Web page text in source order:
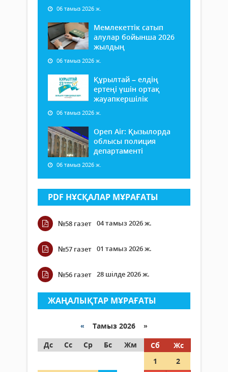
06 тамыз 2026 ж.
Мемлекеттік сатып
алулар бойынша 2026
жылдың
06 тамыз 2026 ж.
Құрылтай – елдің
ертеңі үшін ортақ
жауапкершілік
06 тамыз 2026 ж.
Open Air: Қызылорда
облысы полиция
департаменті
06 тамыз 2026 ж.
PDF НҰСҚАЛАР МҰРАҒАТЫ
№58 газет 04 тамыз 2026 ж.
№57 газет 01 тамыз 2026 ж.
№56 газет 28 шілде 2026 ж.
ЖАҢАЛЫҚТАР МҰРАҒАТЫ
« Тамыз 2026 »
Дс
Сс Ср Бс Жм Сб
Жс
1
2